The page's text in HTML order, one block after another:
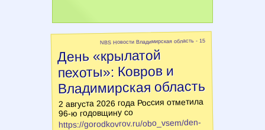
NBS Новости Владимирская область - 15
День «крылатой
пехоты»: Ковров и
Владимирская область
2 августа 2026 года Россия отметила
96-ю годовщину со
https://gorodkovrov.ru/obo_vsem/den-